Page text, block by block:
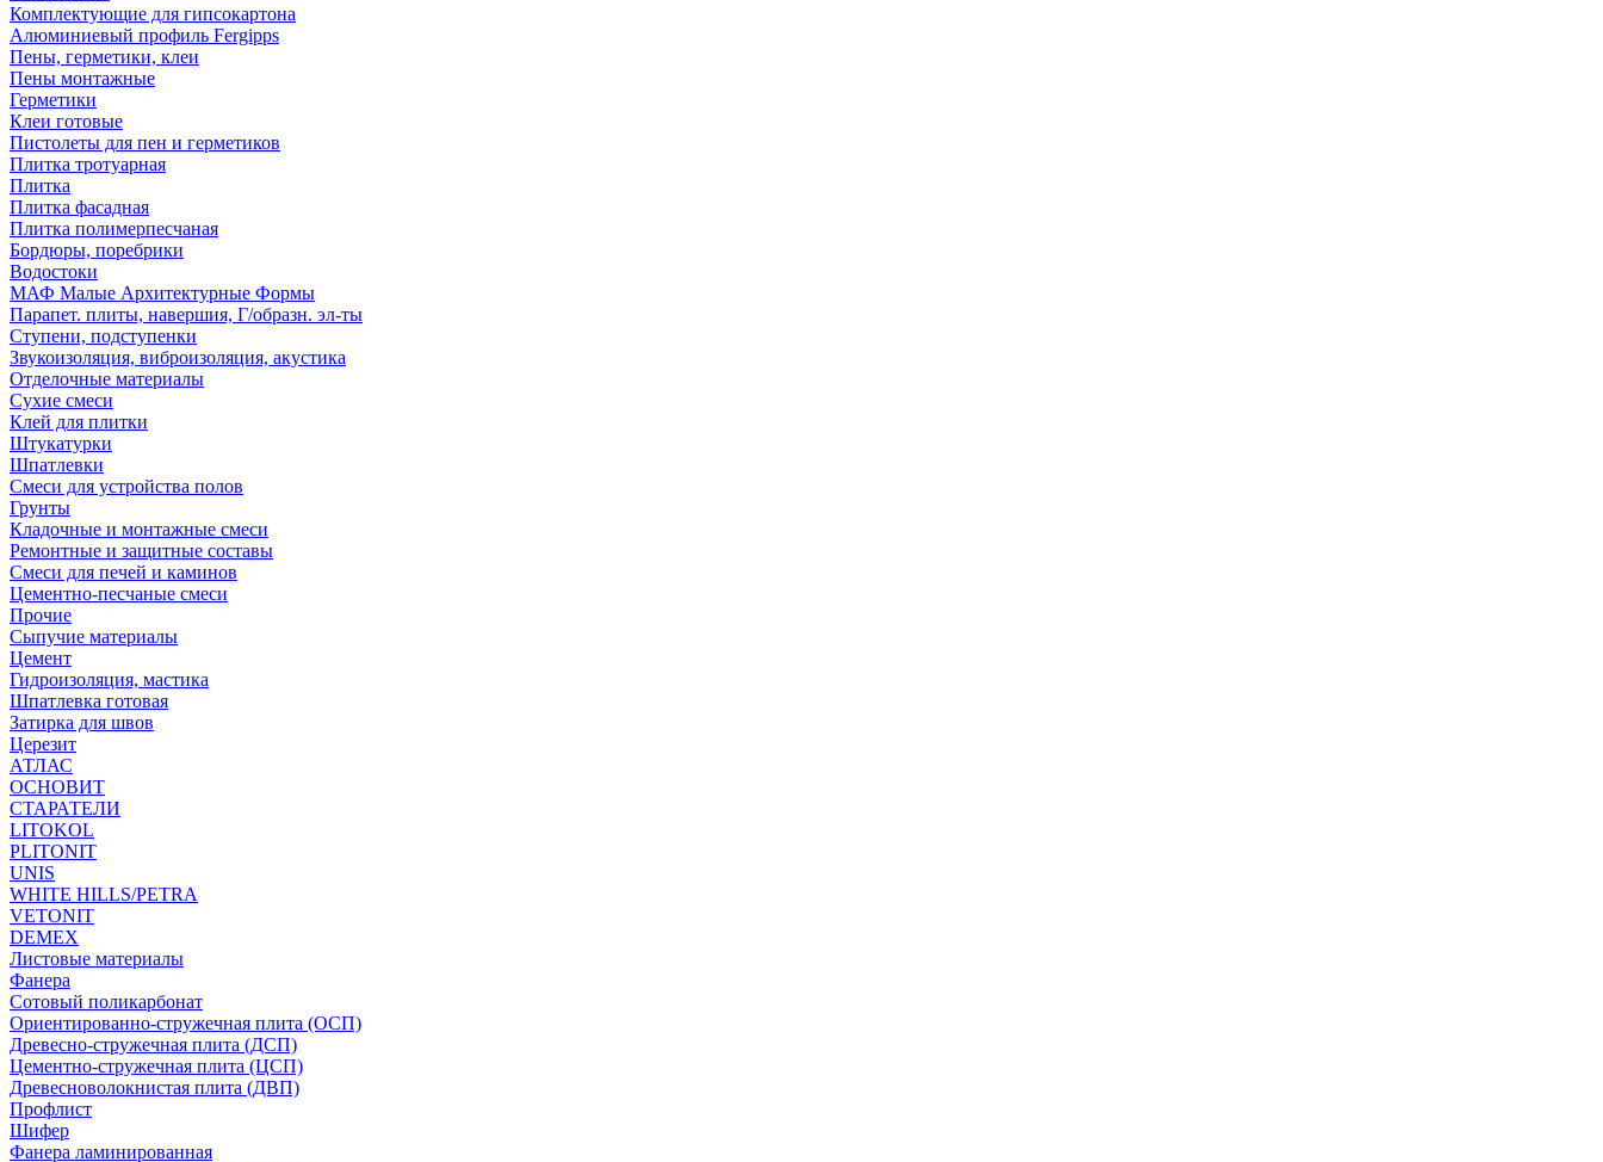
Комплектующие для гипсокартона
Алюминиевый профиль Fergipps
Пены, герметики, клеи
Пены монтажные
Герметики
Клеи готовые
Пистолеты для пен и герметиков
Плитка тротуарная
Плитка
Плитка фасадная
Плитка полимерпесчаная
Бордюры, поребрики
Водостоки
МАФ Малые Архитектурные Формы
Парапет. плиты, навершия, Г/образн. эл-ты
Ступени, подступенки
Звукоизоляция, виброизоляция, акустика
Отделочные материалы
Сухие смеси
Клей для плитки
Штукатурки
Шпатлевки
Смеси для устройства полов
Грунты
Кладочные и монтажные смеси
Ремонтные и защитные составы
Смеси для печей и каминов
Цементно-песчаные смеси
Прочие
Сыпучие материалы
Цемент
Гидроизоляция, мастика
Шпатлевка готовая
Затирка для швов
Церезит
АТЛАС
ОСНОВИТ
СТАРАТЕЛИ
LITOKOL
PLITONIT
UNIS
WHITE HILLS/PETRA
VETONIT
DEMEX
Листовые материалы
Фанера
Сотовый поликарбонат
Ориентированно-стружечная плита (ОСП)
Древесно-стружечная плита (ДСП)
Цементно-стружечная плита (ЦСП)
Древесноволокнистая плита (ДВП)
Профлист
Шифер
Фанера ламинированная